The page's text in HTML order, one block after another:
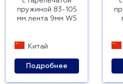
пружиной 83-105
мм лента 9мм W5
Китай
Подробнее